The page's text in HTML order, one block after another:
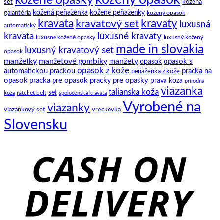
spoločenský
motýlik
set
kožená
galantéria kožená peňaženka kožené peňaženky kožený opasok
automatický kravata kravatový set kravaty luxusná
kravata luxusné kožené opasky luxusné kravaty luxusný kožený
opasok luxusný kravatový set made in slovakia
manžetky manžetové gombíky manžety opasok opasok s
automatickou prackou opasok z kože peňaženka z kože pracka na
opasok pracka pre opasok pracky pre opasky prava koza prírodná
koža ratchet belt set spoločenská kravata talianska koža viazanka
viazankový set viazanky vreckovka Vyrobené na
Slovensku